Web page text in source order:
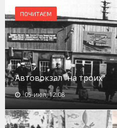
ПОЧИТАЕМ
Автовокзал "на троих"
05-июл, 12:08